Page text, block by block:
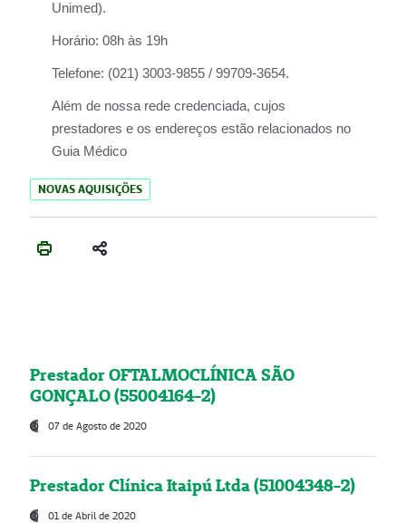
Unimed).
Horário: 08h às 19h
Telefone: (021) 3003-9855 / 99709-3654.
Além de nossa rede credenciada, cujos
prestadores e os endereços estão relacionados no
Guia Médico
NOVAS AQUISIÇÕES
Prestador OFTALMOCLÍNICA SÃO
GONÇALO (55004164-2)
07 de Agosto de 2020
Prestador Clínica Itaipú Ltda (51004348-2)
01 de Abril de 2020